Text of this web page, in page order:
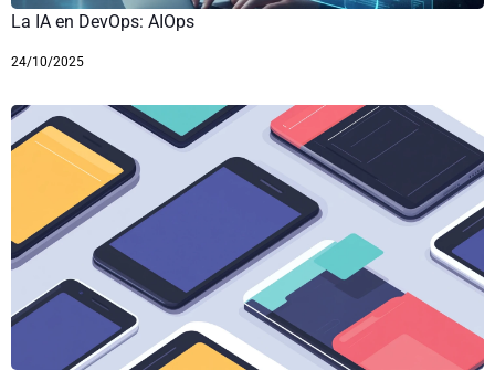
La IA en DevOps: AIOps
24/10/2025